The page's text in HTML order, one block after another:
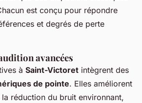
est conçu pour répondre
et degrés de perte
avancées
à Saint-Victoret intègrent des
de pointe. Elles améliorent
réduction du bruit environnant,